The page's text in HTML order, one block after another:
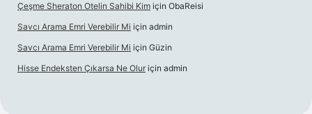
Çeşme Sheraton Otelin Sahibi Kim için ObaReisi
Savcı Arama Emri Verebilir Mi için admin
Savcı Arama Emri Verebilir Mi için Güzin
Hisse Endeksten Çıkarsa Ne Olur için admin